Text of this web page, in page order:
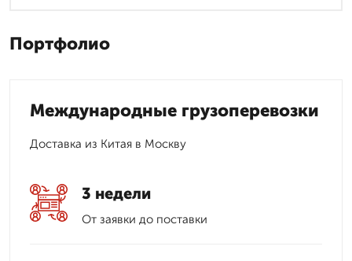
Портфолио
Международные грузоперевозки
Доставка из Китая в Москву
3 недели
От заявки до поставки